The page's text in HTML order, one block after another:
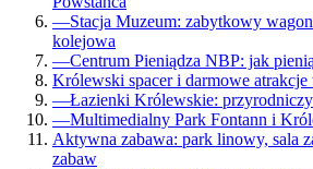
—Stacja Muzeum: zabytkowy
kolejowa
—Centrum Pieniądza NBP: jak
Królewski spacer i darmowe atrakcje
—Łazienki Królewskie:
—Multimedialny Park Fontann i
Aktywna zabawa: park linowy, sala
zabaw